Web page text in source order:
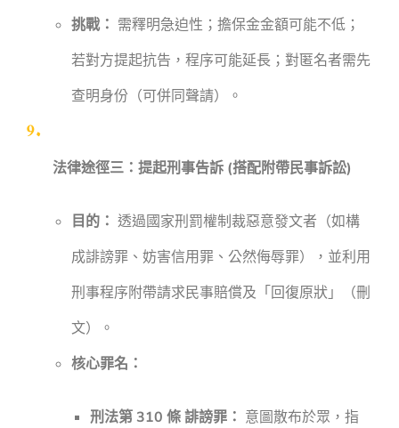
挑戰： 需釋明急迫性；擔保金金額可能不低；
若對方提起抗告，程序可能延長；對匿名者需先
查明身份（可併同聲請）。
法律途徑三：提起刑事告訴 (搭配附帶民事訴訟)
目的： 透過國家刑罰權制裁惡意發文者（如構
成誹謗罪、妨害信用罪、公然侮辱罪），並利用
刑事程序附帶請求民事賠償及「回復原狀」（刪
文）。
核心罪名：
刑法第 310 條 誹謗罪： 意圖散布於眾，指